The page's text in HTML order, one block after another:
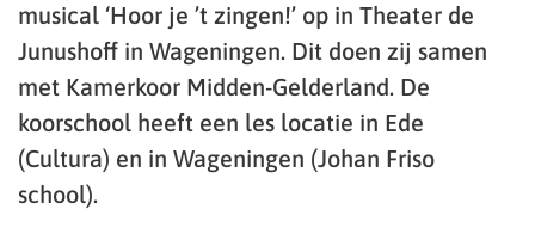
musical ‘Hoor je ’t zingen!’ op in Theater de
Junushoff in Wageningen. Dit doen zij samen
met Kamerkoor Midden-Gelderland. De
koorschool heeft een les locatie in Ede
(Cultura) en in Wageningen (Johan Friso
school).